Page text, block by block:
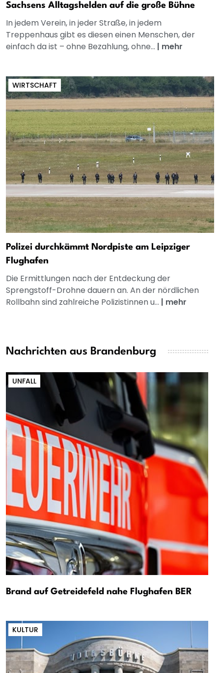
Sachsens Alltagshelden auf die große Bühne
In jedem Verein, in jeder Straße, in jedem
Treppenhaus gibt es diesen einen Menschen, der
einfach da ist – ohne Bezahlung, ohne... | mehr
WIRTSCHAFT
Polizei durchkämmt Nordpiste am Leipziger
Flughafen
Die Ermittlungen nach der Entdeckung der
Sprengstoff-Drohne dauern an. An der nördlichen
Rollbahn sind zahlreiche Polizistinnen u... | mehr
Nachrichten aus Brandenburg
UNFALL
Brand auf Getreidefeld nahe Flughafen BER
KULTUR